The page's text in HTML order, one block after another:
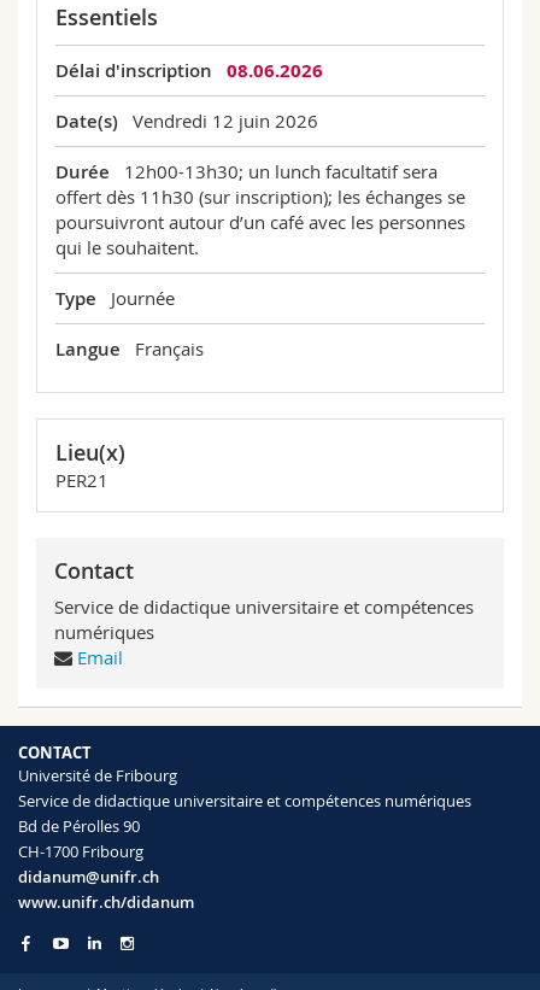
Essentiels
Délai d'inscription
08.06.2026
Date(s) Vendredi 12 juin 2026
Durée
12h00-13h30; un lunch facultatif sera
offert dès 11h30 (sur inscription); les échanges se
poursuivront autour d’un café avec les personnes
qui le souhaitent.
Type Journée
Langue Français
Lieu(x)
PER21
Contact
Service de didactique universitaire et compétences
numériques
Email
CONTACT
Université de Fribourg
Service de didactique universitaire et compétences numériques
Bd de Pérolles 90
CH-1700 Fribourg
didanum@unifr.ch
www.unifr.ch/didanum